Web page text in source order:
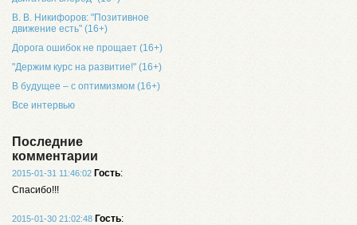
В. В. Никифоров: "Позитивное
движение есть" (16+)
Дорога ошибок не прощает (16+)
"Держим курс на развитие!" (16+)
В будущее – с оптимизмом (16+)
Все интервью
Последние
комментарии
2015-01-31 11:46:02 Гость:
Спасибо!!!
2015-01-30 21:02:48 Гость: